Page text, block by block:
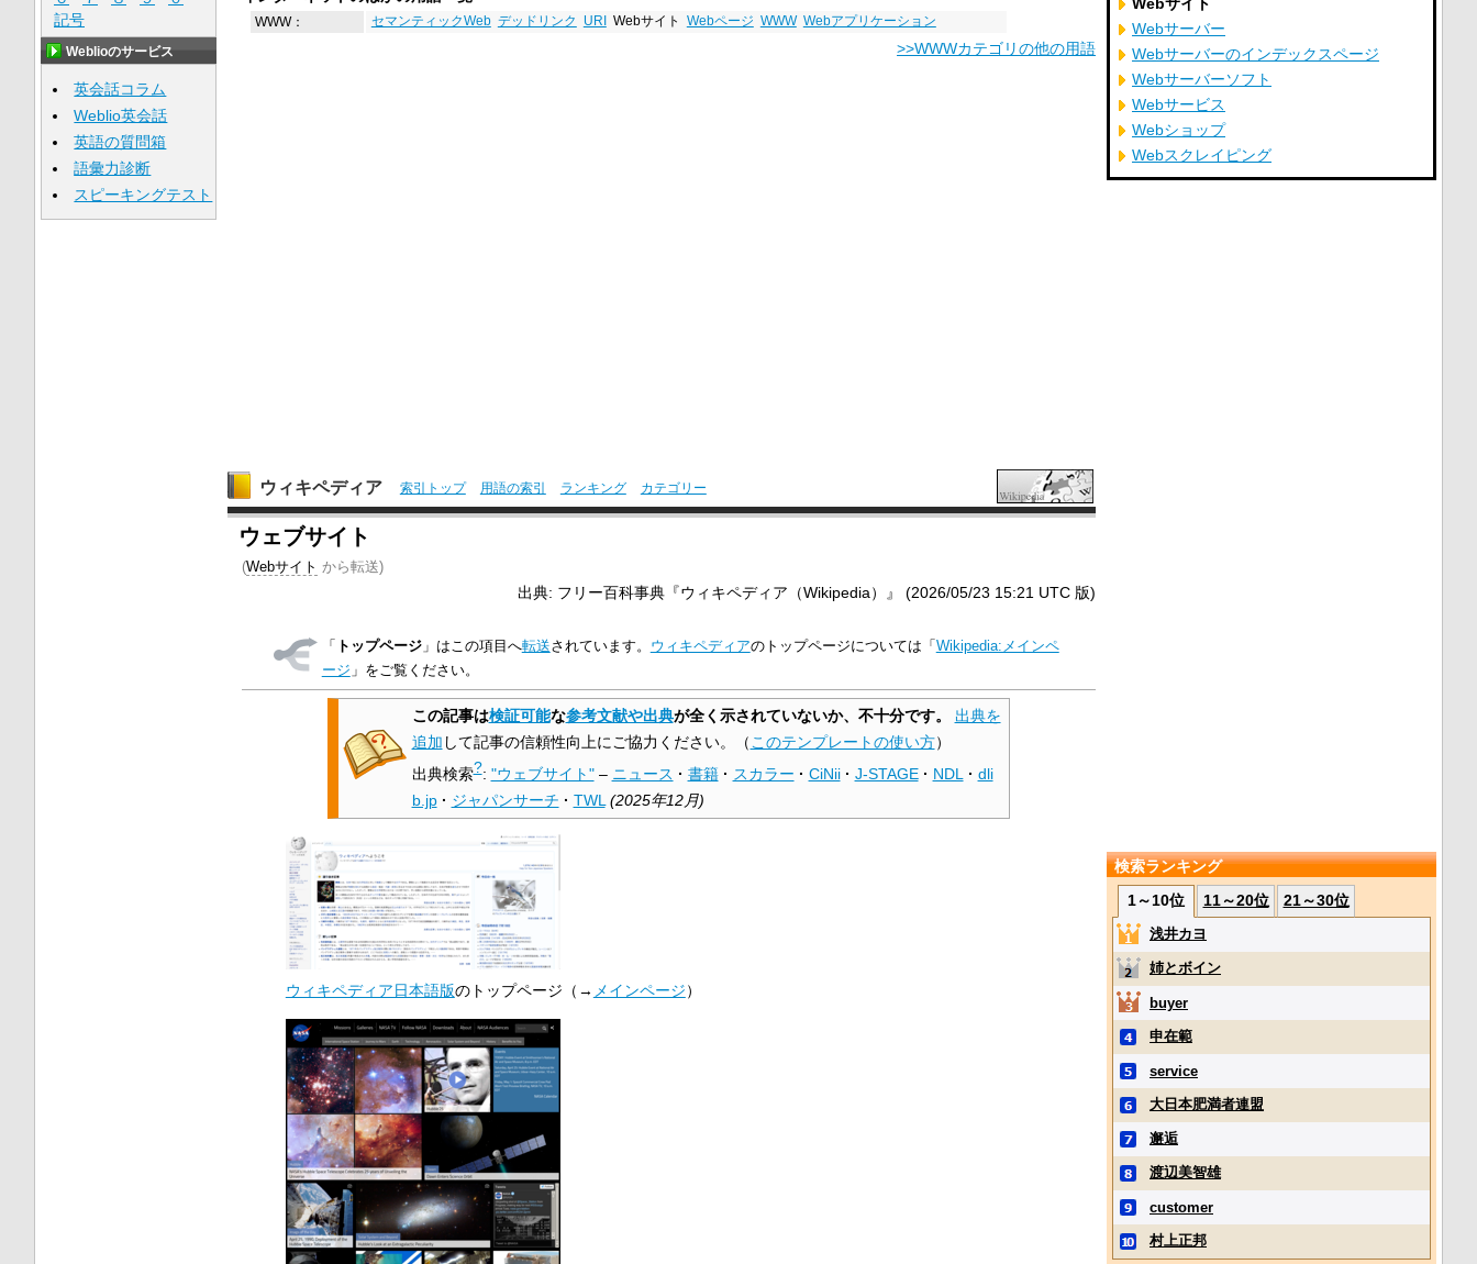
WWW： セマンティックWeb デッドリンク URI Webサイト Webページ WWW Webアプリケーション
>>WWWカテゴリの他の用語
ウィキペディア 索引トップ 用語の索引 ランキング カテゴリー
ウェブサイト
(Webサイト から転送)
出典: フリー百科事典『ウィキペディア（Wikipedia）』 (2026/05/23 15:21 UTC 版)
「 トップページ」はこの項目へ転送されています。 ウィキペディアのトップページについては「 Wikipedia:メインペ
ージ 」をご覧ください。
この記事は検証可能な参考文献や出典が全く示されていないか、不十分です。
出典を
追加 して記事の信頼性向上にご協力ください。 （ このテンプレートの使い方）
出典検索?: "ウェブサイト" – ニュース · 書籍 · スカラー · CiNii · J-STAGE · NDL · dli
b.jp · ジャパンサーチ · TWL (2025年12月)
ウィキペディア日本語版のトップページ（→ メインページ）
記号
Weblioのサービス
英会話コラム
Weblio英会話
英語の質問箱
語彙力診断
スピーキングテスト
Webサイト
Webサーバー
Webサーバーのインデックスページ
Webサーバーソフト
Webサービス
Webショップ
Webスクレイピング
検索ランキング
1～10位
11～20位 21～30位
浅井カヨ
姉とボイン
buyer
申在範
service
大日本肥満者連盟
邂逅
渡辺美智雄
customer
村上正邦